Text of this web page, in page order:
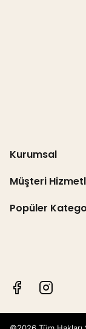
Kurumsal
Müşteri
Popüler